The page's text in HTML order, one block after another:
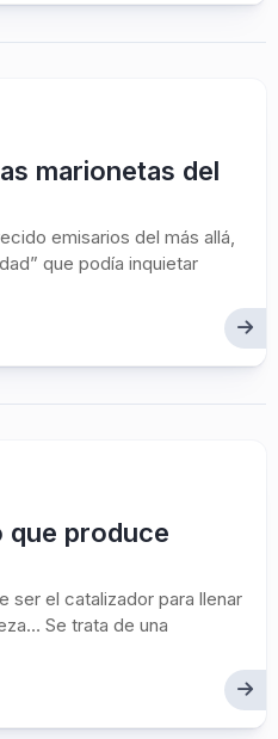
marionetas del
emisarios del más allá,
que podía inquietar
que produce
ser el catalizador para llenar
Se trata de una